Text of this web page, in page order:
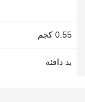
0.55 كجم
يد دافئة